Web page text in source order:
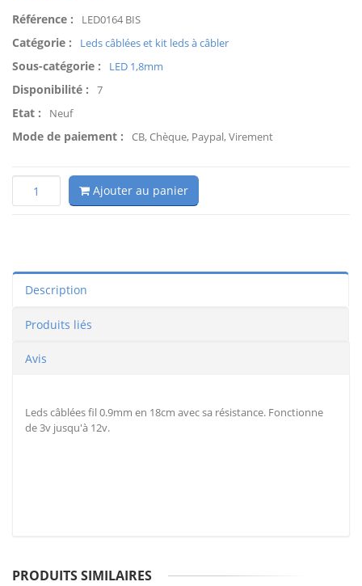
Référence : LED0164 BIS
Catégorie : Leds câblées et kit leds à câbler
Sous-catégorie : LED 1,8mm
Disponibilité : 7
Etat : Neuf
Mode de paiement : CB, Chèque, Paypal, Virement
Ajouter au panier
Description
Produits liés
Avis
Leds câblées fil 0.9mm en 18cm avec sa résistance. Fonctionne
de 3v jusqu'à 12v.
PRODUITS SIMILAIRES